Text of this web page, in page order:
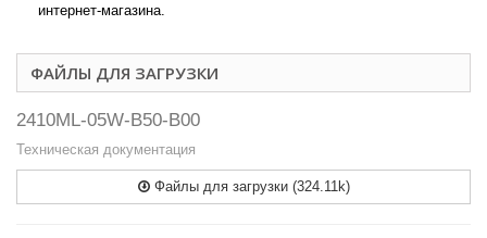
интернет-магазина.
ФАЙЛЫ ДЛЯ ЗАГРУЗКИ
2410ML-05W-B50-B00
Техническая документация
Файлы для загрузки (324.11k)